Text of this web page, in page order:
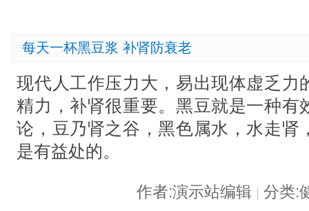
每天一杯黑豆浆 补肾防衰老
现代人工作压力大，易出现体虚乏力
精力，补肾很重要。黑豆就是一种有
论，豆乃肾之谷，黑色属水，水走肾
是有益处的。
作者:演示站编辑 | 分类: